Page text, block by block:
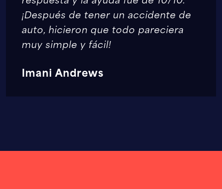
¡Después de tener un accidente de
auto, hicieron que todo pareciera
muy simple y fácil!
Imani Andrews